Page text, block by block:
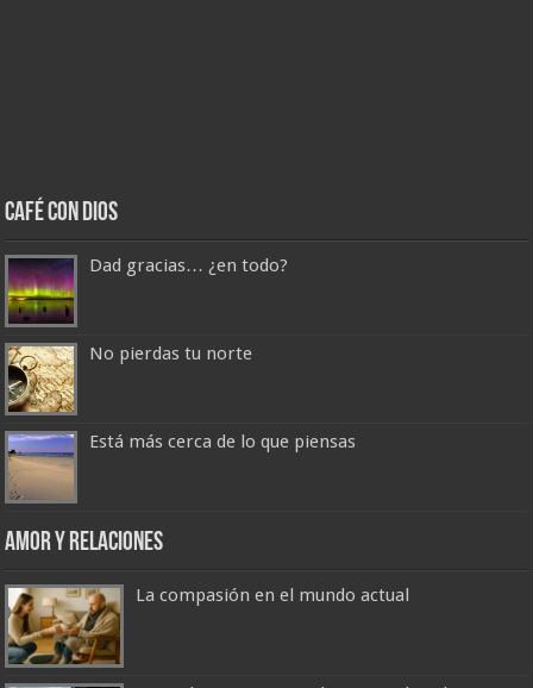
Café con Dios
Dad gracias… ¿en todo?
No pierdas tu norte
Está más cerca de lo que piensas
Amor y Relaciones
La compasión en el mundo actual